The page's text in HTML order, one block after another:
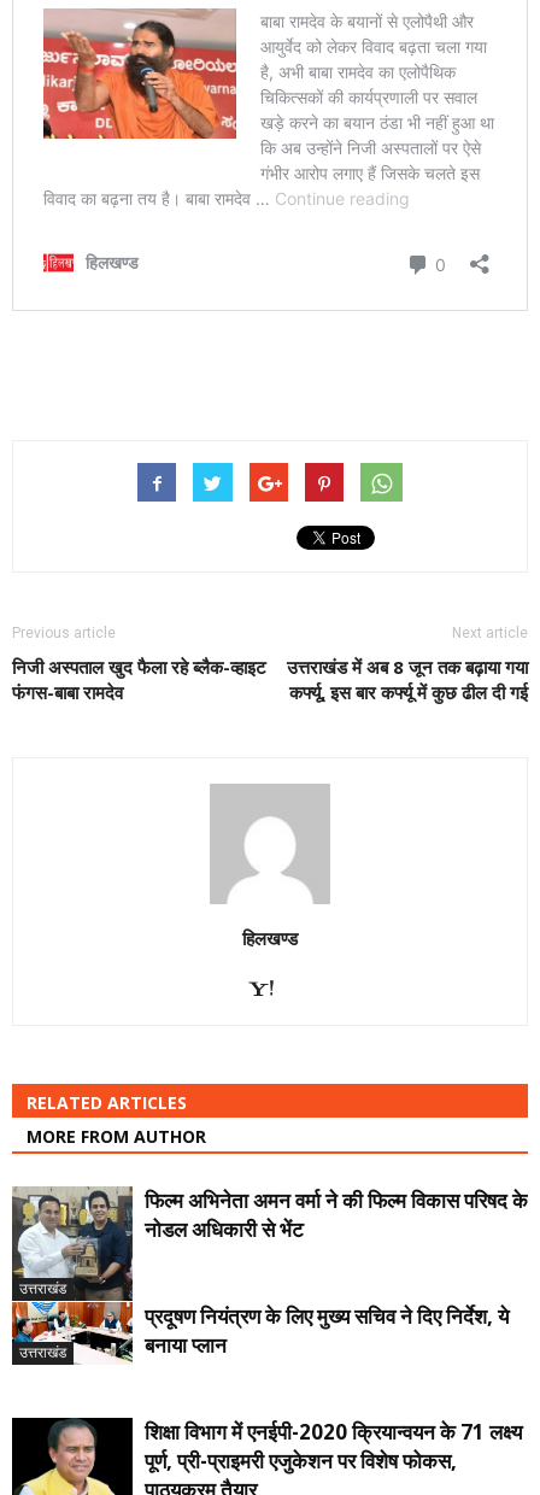
Previous article
निजी अस्पताल खुद फैला रहे ब्लैक-व्हाइट
फंगस-बाबा रामदेव
Next article
उत्तराखंड में अब 8 जून तक बढ़ाया गया
कर्फ्यू, इस बार कर्फ्यू में कुछ ढील दी गई
हिलखण्ड
RELATED ARTICLES
MORE FROM AUTHOR
उत्तराखंड
फिल्म अभिनेता अमन वर्मा ने की फिल्म विकास परिषद के
नोडल अधिकारी से भेंट
उत्तराखंड
प्रदूषण नियंत्रण के लिए मुख्य सचिव ने दिए निर्देश, ये
बनाया प्लान
शिक्षा विभाग में एनईपी-2020 क्रियान्वयन के 71 लक्ष्य
पूर्ण, प्री-प्राइमरी एजुकेशन पर विशेष फोकस,
पाठ्यक्रम तैयार